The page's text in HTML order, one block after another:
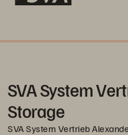
SVA System
Storage
SVA System Vertrieb